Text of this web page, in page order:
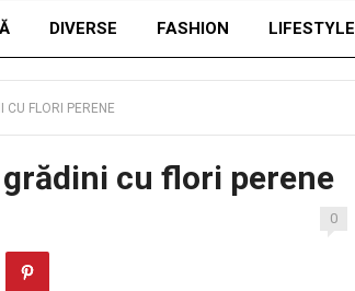
DIVERSE FASHION LIFESTYLE
CU FLORI PERENE
cu flori perene
0